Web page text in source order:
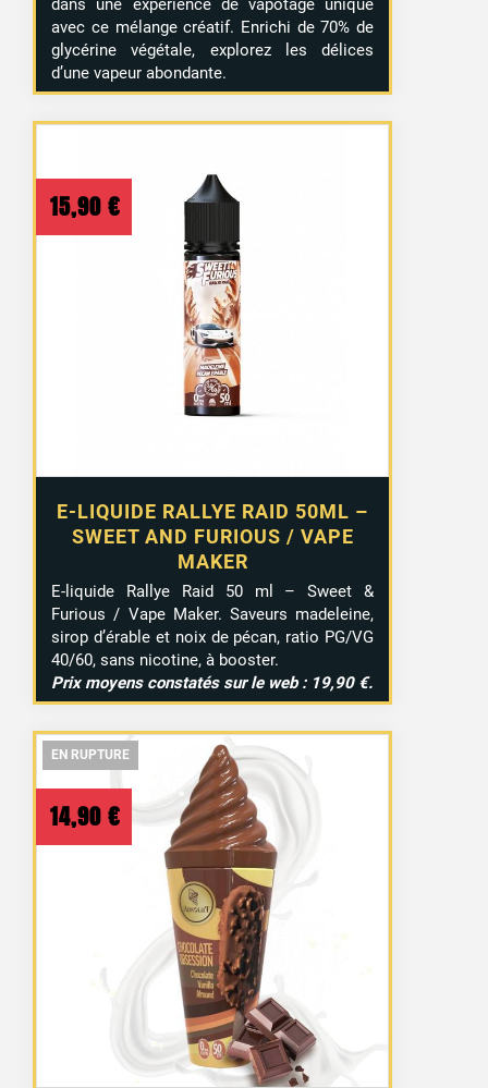
dans une expérience de vapotage unique
avec ce mélange créatif. Enrichi de 70% de
glycérine végétale, explorez les délices
d’une vapeur abondante.
E-LIQUIDE RALLYE RAID 50ML –
SWEET AND FURIOUS / VAPE
MAKER
15,90 €
E-liquide Rallye Raid 50 ml – Sweet &
Furious / Vape Maker. Saveurs madeleine,
sirop d’érable et noix de pécan, ratio PG/VG
40/60, sans nicotine, à booster.
Prix moyens constatés sur le web : 19,90 €.
EN RUPTURE
EN RUPTURE
14,90 €
EN RUPTURE